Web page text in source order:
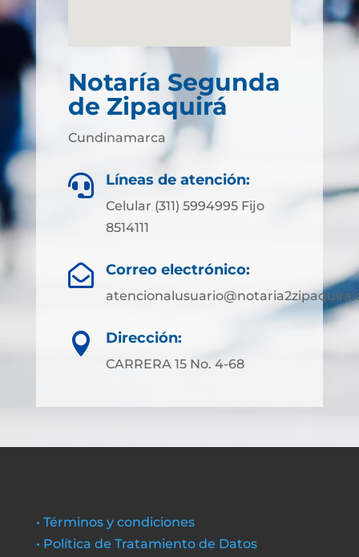
Notaría Segunda
de Zipaquirá
Cundinamarca
 Líneas de atención:
Celular (311) 5994995 Fijo
8514111
 Correo electrónico:
 Dirección:
CARRERA 15 No. 4-68
• Términos y condiciones
• Política de Tratamiento de Datos